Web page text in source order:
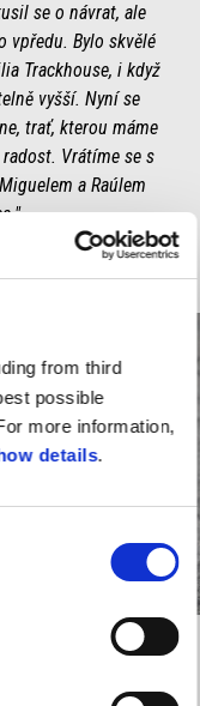
from third
possible
more information,
details.
se o návrat, ale
vpředu. Bylo skvělé
Trackhouse, i když
vyšší. Nyní se
trať, kterou máme
Vrátíme se s
a Raúlem